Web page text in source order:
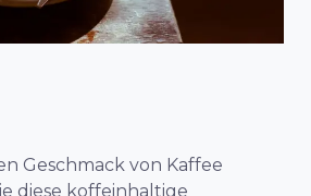
Geschmack von Kaffee
diese koffeinhaltige